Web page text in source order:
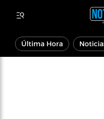
Última Hora